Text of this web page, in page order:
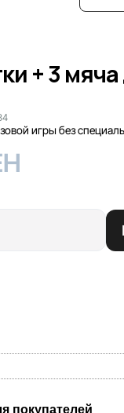
+ 3
игры без
покупателей